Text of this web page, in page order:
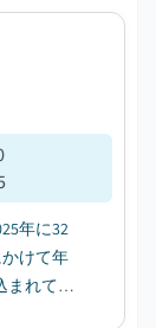
年に32
けて年
まれてお